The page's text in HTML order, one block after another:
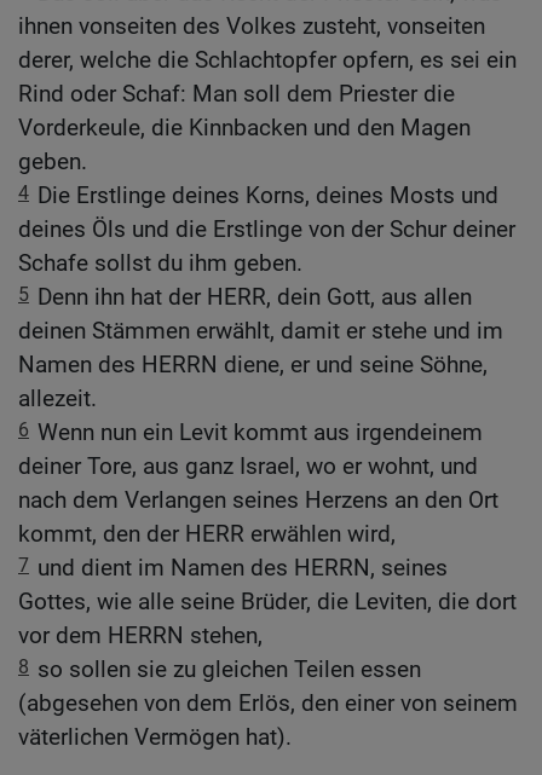
ihnen vonseiten des Volkes zusteht, vonseiten
derer, welche die Schlachtopfer opfern, es sei ein
Rind oder Schaf: Man soll dem Priester die
Vorderkeule, die Kinnbacken und den Magen
geben.
4 Die Erstlinge deines Korns, deines Mosts und
deines Öls und die Erstlinge von der Schur deiner
Schafe sollst du ihm geben.
5 Denn ihn hat der HERR, dein Gott, aus allen
deinen Stämmen erwählt, damit er stehe und im
Namen des HERRN diene, er und seine Söhne,
allezeit.
6 Wenn nun ein Levit kommt aus irgendeinem
deiner Tore, aus ganz Israel, wo er wohnt, und
nach dem Verlangen seines Herzens an den Ort
kommt, den der HERR erwählen wird,
7 und dient im Namen des HERRN, seines
Gottes, wie alle seine Brüder, die Leviten, die dort
vor dem HERRN stehen,
8 so sollen sie zu gleichen Teilen essen
(abgesehen von dem Erlös, den einer von seinem
väterlichen Vermögen hat).